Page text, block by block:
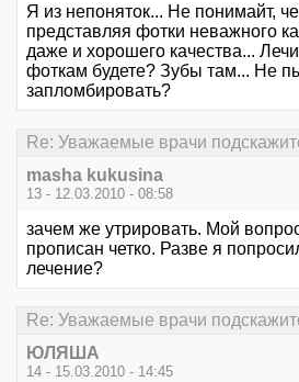
Я из непоняток... Не понимайт,
представляя фотки неважного
даже и хорошего качества...
фоткам будете? Зубы там... Не
запломбировать?
Re: Уважаемые врачи
masha kukusina
13 - 12.03.2010 - 08:58
зачем же утрировать. Мой
прописан четко. Разве я
лечение?
Re: Уважаемые врачи
ЮЛЯША
14 - 15.03.2010 - 14:45